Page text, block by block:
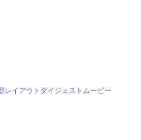
レイアウトダイジェストムービー